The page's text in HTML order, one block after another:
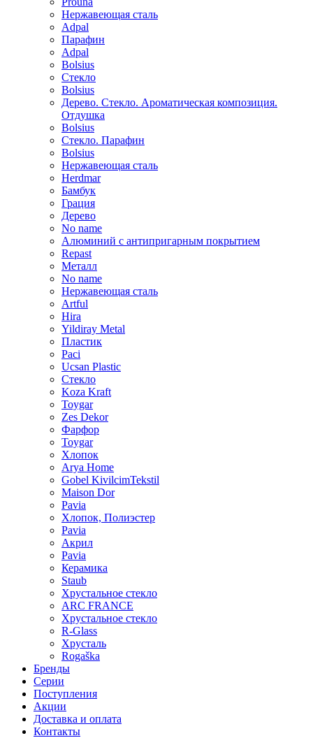
Нержавеющая сталь
Adpal
Парафин
Adpal
Bolsius
Стекло
Bolsius
Дерево. Стекло. Ароматическая композиция.
Отдушка
Bolsius
Стекло. Парафин
Bolsius
Нержавеющая сталь
Herdmar
Бамбук
Грация
Дерево
No name
Алюминий с антипригарным покрытием
Repast
Металл
No name
Нержавеющая сталь
Artful
Hira
Yildiray Metal
Пластик
Paci
Ucsan Plastic
Стекло
Koza Kraft
Toygar
Zes Dekor
Фарфор
Toygar
Хлопок
Arya Home
Gobel KivilcimTekstil
Maison Dor
Pavia
Хлопок, Полиэстер
Pavia
Акрил
Pavia
Керамика
Staub
Хрустальное стекло
ARC FRANCE
Хрустальное стекло
R-Glass
Хрусталь
Rogaška
Бренды
Серии
Поступления
Акции
Доставка и оплата
Контакты